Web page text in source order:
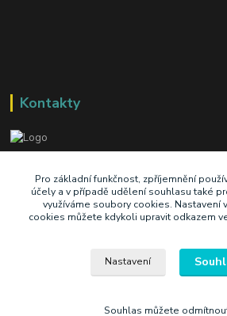
Kontakty
+420 603 345 409
prodej@ik-oil.cz
Pro základní funkčnost, zpříjemnění
účely a v případě udělení souhlasu také
využíváme soubory cookies. Nastavení
cookies můžete kdykoli upravit odkazem
Nastavení
Souhlas můžete